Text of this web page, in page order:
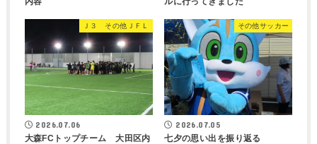
Ｊ３ その他ＪＦＬ
2026.07.06
大森FCトップチーム 大田区内
その他サッカー
2026.07.05
七夕の思い出を振り返る